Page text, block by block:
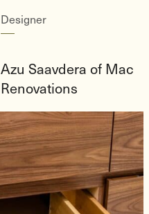
Designer
Azu Saavdera of Mac
Renovations